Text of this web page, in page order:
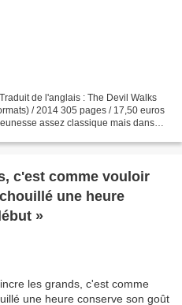
de l'anglais : The Devil Walks
/ 2014 305 pages / 17,50 euros
assez classique mais dans
c'est comme vouloir
une heure
»